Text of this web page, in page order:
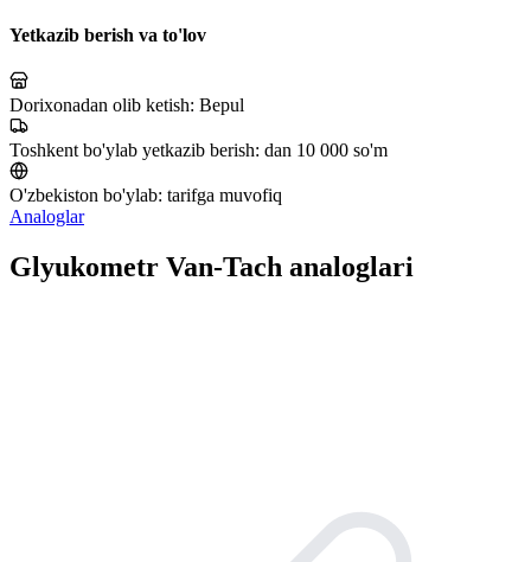
Yetkazib berish va to'lov
Dorixonadan olib ketish: Bepul
Toshkent bo'ylab yetkazib berish: dan 10 000 so'm
O'zbekiston bo'ylab: tarifga muvofiq
Analoglar
Glyukometr Van-Tach analoglari